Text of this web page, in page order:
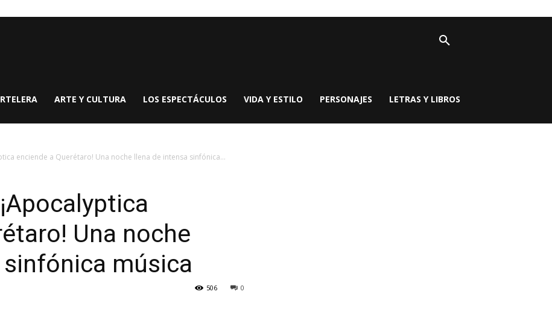
ARTE Y CULTURA LOS ESPECTÁCULOS VIDA Y ESTILO PERSONAJES LETRAS Y LIBROS
enciende a Querétaro! Una noche llena de intensa sinfónica...
Una noche
sinfónica música
0
506